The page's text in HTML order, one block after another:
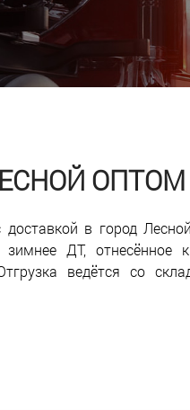
ОПТОМ
в город
ДТ,
ведётся со